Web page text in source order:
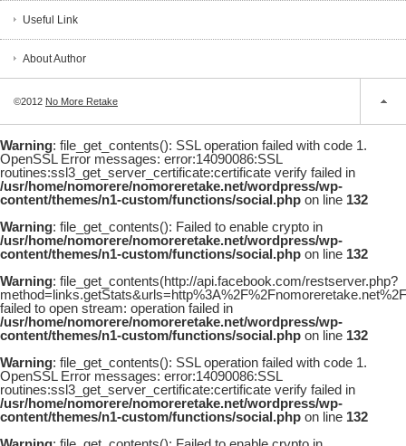
Useful Link
About Author
©2012 No More Retake
Warning: file_get_contents(): SSL operation failed with code 1.
OpenSSL Error messages: error:14090086:SSL
routines:ssl3_get_server_certificate:certificate verify failed in
/usr/home/nomorere/nomoreretake.net/wordpress/wp-
content/themes/n1-custom/functions/social.php on line 132
Warning: file_get_contents(): Failed to enable crypto in
/usr/home/nomorere/nomoreretake.net/wordpress/wp-
content/themes/n1-custom/functions/social.php on line 132
Warning: file_get_contents(http://api.facebook.com/restserver.php?
failed to open stream: operation failed in
/usr/home/nomorere/nomoreretake.net/wordpress/wp-
content/themes/n1-custom/functions/social.php on line 132
Warning: file_get_contents(): SSL operation failed with code 1.
OpenSSL Error messages: error:14090086:SSL
routines:ssl3_get_server_certificate:certificate verify failed in
/usr/home/nomorere/nomoreretake.net/wordpress/wp-
content/themes/n1-custom/functions/social.php on line 132